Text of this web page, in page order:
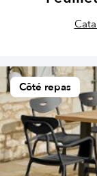
Côté repas